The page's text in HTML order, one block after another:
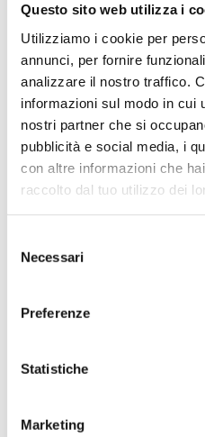
Questo sito web utilizza i
Utilizziamo i cookie per
annunci, per fornire
analizzare il nostro traffico.
informazioni sul modo in cui
nostri partner che si
pubblicità e social media, i
con altre informazioni che
raccolto dal tuo utilizzo dei
delNecessari
Preferenze
Statistiche
Marketing
Consumabili economici
Software intuitivo
Silenzioso
Monitoraggio in
Misura in continuo del
Posizionabili sul
(vedi accessori opzionali)
Possibilità di prelievo da
accessori opzionali)
Cosmetico